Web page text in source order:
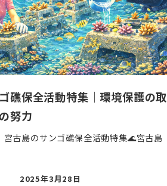
礁保全活動特集｜環境保護の取
努力
宮古島のサンゴ礁保全活動特集🌊宮古島
投
2025年3月28日